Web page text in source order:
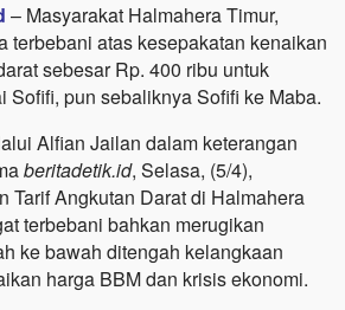
– Masyarakat Halmahera Timur,
terbebani atas kesepakatan kenaikan
sebesar Rp. 400 ribu untuk
Sofifi, pun sebaliknya Sofifi ke Maba.
Alfian Jailan dalam keterangan
beritadetik.id, Selasa, (5/4),
Tarif Angkutan Darat di Halmahera
terbebani bahkan merugikan
ke bawah ditengah kelangkaan
harga BBM dan krisis ekonomi.